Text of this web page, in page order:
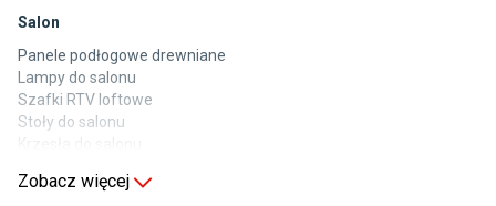
Salon
Panele podłogowe drewniane
Lampy do salonu
Szafki RTV loftowe
Stoły do salonu
Zobacz więcej